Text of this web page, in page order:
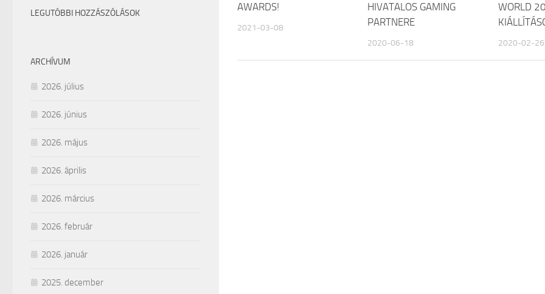
AWARDS!
2021-03-08
HIVATALOS GAMING
PARTNERE
2020-06-18
WORLD
2020-02-26
LEGUTÓBBI HOZZÁSZÓLÁSOK
ARCHÍVUM
2026. július
2026. június
2026. május
2026. április
2026. március
2026. február
2026. január
2025. december